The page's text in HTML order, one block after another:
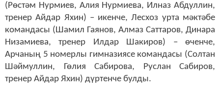
(Рөстәм Нурмиев, Алия Нурмиева, Илназ Абдуллин,
тренер Айдар Яхин) – икенче, Лесхоз урта мәктәбе
командасы (Шамил Гаянов, Алмаз Саттаров, Динара
Низамиева, тренер Илдар Шакиров) – өченче,
Арчаның 5 номерлы гимназиясе командасы (Солтан
Шәймуллин, Гөлия Сабирова, Руслан Сабиров,
тренер Айдар Яхин) дүртенче булды.